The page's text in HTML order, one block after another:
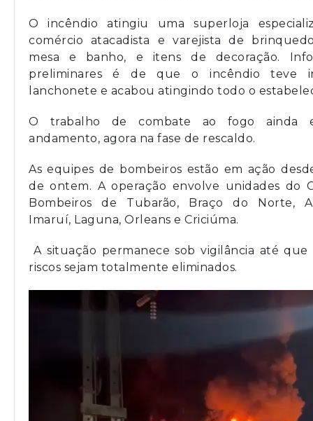
O incêndio atingiu uma superloja
comércio atacadista e varejista de
mesa e banho, e itens de decoração.
preliminares é de que o incêndio teve
lanchonete e acabou atingindo todo o
O trabalho de combate ao fogo ainda
andamento, agora na fase de rescaldo.
As equipes de bombeiros estão em ação
de ontem. A operação envolve unidades do
Bombeiros de Tubarão, Braço do Norte,
Imaruí, Laguna, Orleans e Criciúma.
A situação permanece sob vigilância até que
riscos sejam totalmente eliminados.